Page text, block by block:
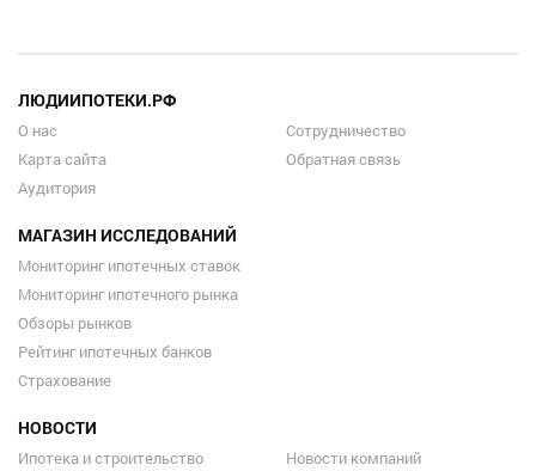
ЛЮДИИПОТЕКИ.РФ
О нас
Карта сайта
Аудитория
Сотрудничество
Обратная связь
МАГАЗИН ИССЛЕДОВАНИЙ
Мониторинг ипотечных ставок
Мониторинг ипотечного рынка
Обзоры рынков
Рейтинг ипотечных банков
Страхование
НОВОСТИ
Ипотека и строительство
Новости компаний